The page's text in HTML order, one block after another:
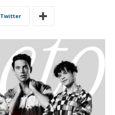
Twitter